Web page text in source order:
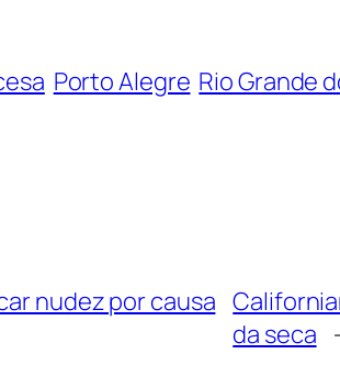
Porto Alegre Rio Grande
nudez por causa
da seca